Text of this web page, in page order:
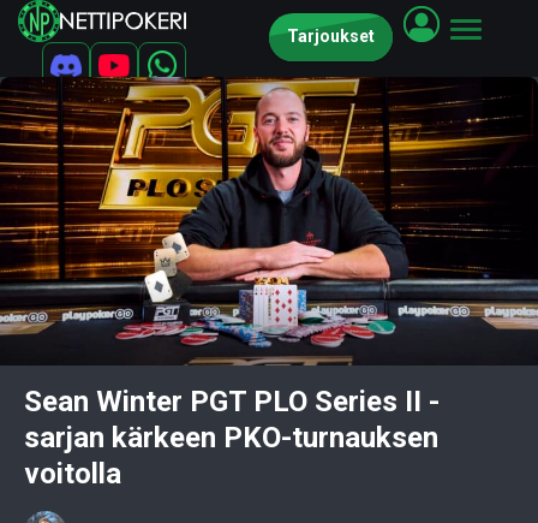
Tarjoukset
Sean Winter PGT PLO Series II -
sarjan kärkeen PKO-turnauksen
voitolla